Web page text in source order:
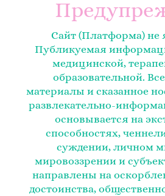
Сайт (Платформа) не
Публикуемая
медицинской,
образовательной.
материалы и сказанное
развлекательно-
основывается на
способностях,
суждении, личном
мировоззрении и
направлены на
достоинства,